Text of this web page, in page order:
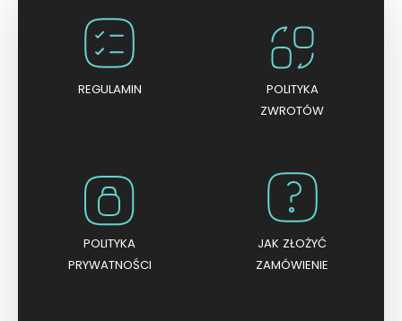
n
a
5
REGULAMIN
POLITYKA
ZWROTÓW
POLITYKA
PRYWATNOŚCI
JAK ZŁOŻYĆ
ZAMÓWIENIE